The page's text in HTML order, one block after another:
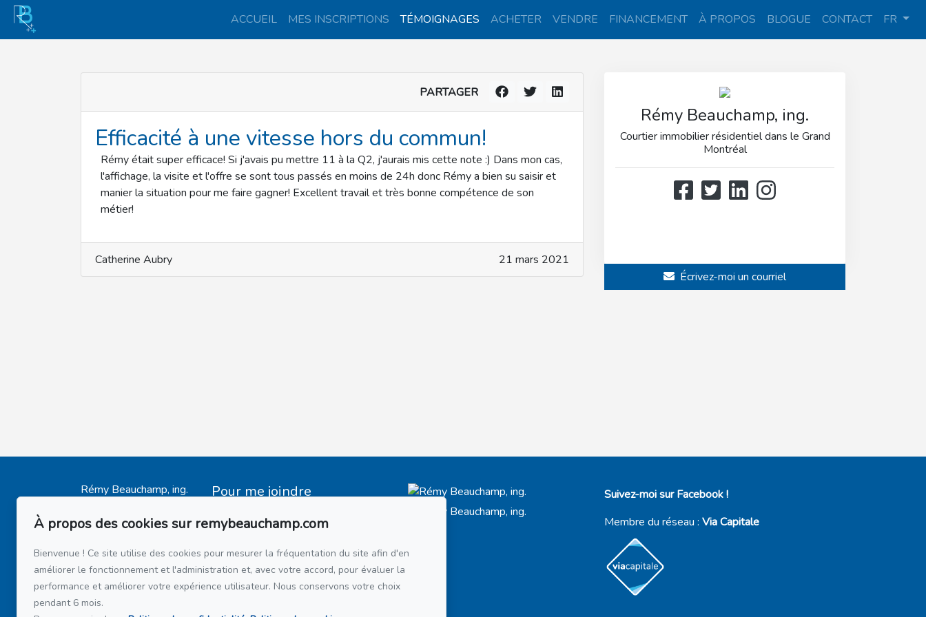
ACCUEIL MES INSCRIPTIONS TÉMOIGNAGES ACHETER VENDRE FINANCEMENT À PROPOS BLOGUE CONTACT FR
PARTAGER
Efficacité à une vitesse hors du commun!
Rémy était super efficace! Si j'avais pu mettre 11 à la Q2, j'aurais mis cette note :) Dans mon cas,
l'affichage, la visite et l'offre se sont tous passés en moins de 24h donc Rémy a bien su saisir et
manier la situation pour me faire gagner! Excellent travail et très bonne compétence de son
métier!
Catherine Aubry 21 mars 2021
Rémy Beauchamp, ing.
Courtier immobilier résidentiel dans le Grand
Montréal
Écrivez-moi un courriel
Rémy Beauchamp, ing.
Mes Inscriptions
Témoignages
Acheter
Vendre
Financement
Pour me joindre
514 808-3466
Écrivez-moi un courriel
Suivez-moi sur Facebook !
Membre du réseau : Via Capitale
À propos des cookies sur remybeauchamp.com
Bienvenue ! Ce site utilise des cookies pour mesurer la fréquentation du site afin d'en
améliorer le fonctionnement et l'administration et, avec votre accord, pour évaluer la
performance et améliorer votre expérience utilisateur. Nous conservons votre choix
pendant 6 mois.